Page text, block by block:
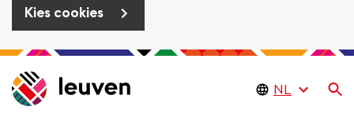
Kies cookies
Overslaan
en
naar